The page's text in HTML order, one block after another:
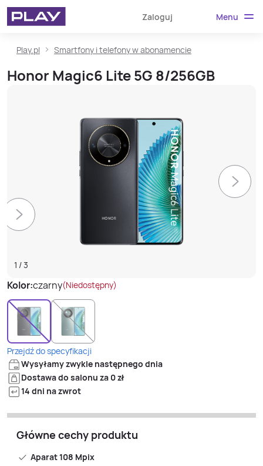
Zaloguj Menu
Play.pl Smartfony i telefony w abonamencie
Honor Magic6 Lite 5G 8/256GB
1 /3
Kolor:czarny(Niedostępny)
Przejdź do specyfikacji
Wysyłamy zwykle następnego dnia
Dostawa do salonu za 0 zł
14 dni na zwrot
Główne cechy produktu
Aparat 108 Mpix